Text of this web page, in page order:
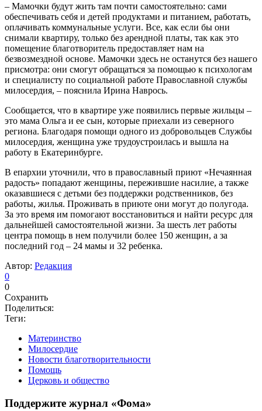
– Мамочки будут жить там почти самостоятельно: сами
обеспечивать себя и детей продуктами и питанием, работать,
оплачивать коммунальные услуги. Все, как если бы они
снимали квартиру, только без арендной платы, так как это
помещение благотворитель предоставляет нам на
безвозмездной основе. Мамочки здесь не останутся без нашего
присмотра: они смогут обращаться за помощью к психологам
и специалисту по социальной работе Православной службы
милосердия, – пояснила Ирина Наврось.
Сообщается, что в квартире уже появились первые жильцы –
это мама Ольга и ее сын, которые приехали из северного
региона. Благодаря помощи одного из добровольцев Службы
милосердия, женщина уже трудоустроилась и вышла на
работу в Екатеринбурге.
В епархии уточнили, что в православный приют «Нечаянная
радость» попадают женщины, пережившие насилие, а также
оказавшиеся с детьми без поддержки родственников, без
работы, жилья. Проживать в приюте они могут до полугода.
За это время им помогают восстановиться и найти ресурс для
дальнейшей самостоятельной жизни. За шесть лет работы
центра помощь в нем получили более 150 женщин, а за
последний год – 24 мамы и 32 ребенка.
Автор: Редакция
0
0
Сохранить
Поделиться:
Теги:
Материнство
Милосердие
Новости благотворительности
Помощь
Церковь и общество
Поддержите журнал «Фома»